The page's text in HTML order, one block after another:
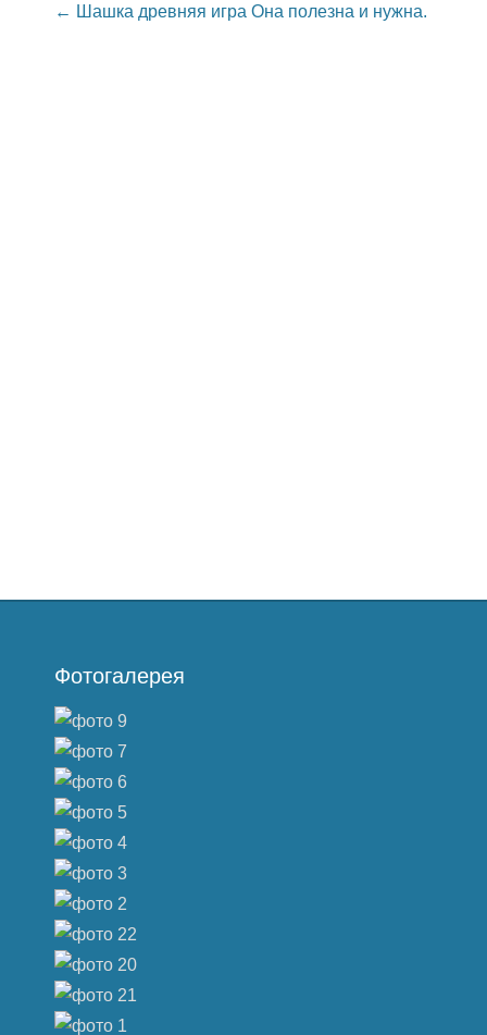
Post navigation
← Шашка древняя игра Она полезна и нужна.
Фотогалерея